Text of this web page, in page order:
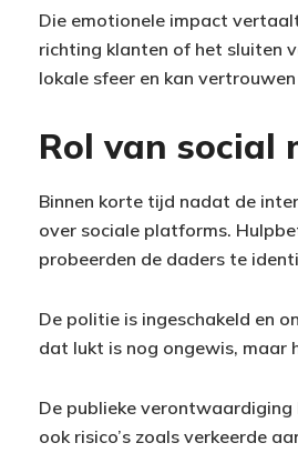
Die emotionele impact
richting klanten of het sluiten
lokale sfeer en kan
Rol van social
Binnen korte tijd nadat de
over sociale platforms.
probeerden de daders te
De politie is ingeschakeld en
dat lukt is nog ongewis, maar
De publieke
ook risico’s zoals verkeerde